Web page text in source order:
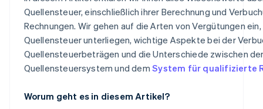
Quellensteuer, einschließlich ihrer Berechnung und
Rechnungen. Wir gehen auf die Arten von Vergütungen
Quellensteuer unterliegen, wichtige Aspekte bei der
Quellensteuerbeträgen und die Unterschiede zwischen
Quellensteuersystem und demSystem für qualifizierte
Worum geht es in diesem Artikel?